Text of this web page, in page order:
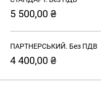
5 500,00 ₴
ПАРТНЕРСЬКИЙ. Без ПДВ
4 400,00 ₴